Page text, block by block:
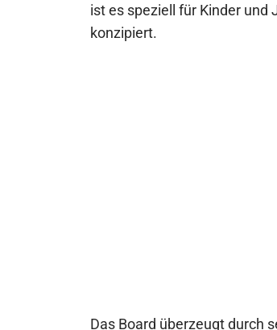
ist es speziell für Kinder und
konzipiert.
Das Board überzeugt durch